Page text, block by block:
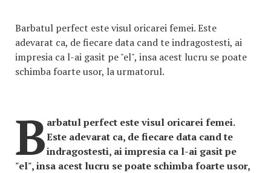
Barbatul perfect este visul oricarei femei. Este
adevarat ca, de fiecare data cand te indragostesti, ai
impresia ca l-ai gasit pe "el", insa acest lucru se poate
schimba foarte usor, la urmatorul.
Barbatul perfect este visul oricarei femei.
Este adevarat ca, de fiecare data cand te
indragostesti, ai impresia ca l-ai gasit pe
"el", insa acest lucru se poate schimba foarte usor,